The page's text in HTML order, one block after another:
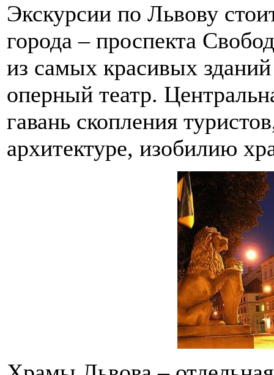
Экскурсии по Львову
города – проспекта
из самых красивых
оперный театр.
гавань скопления
архитектуре, изобилию